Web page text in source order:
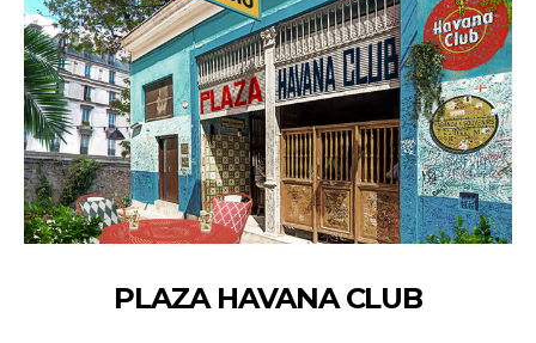
PLAZA HAVANA CLUB